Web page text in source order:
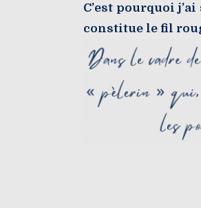
C’est pourquoi
constitue le fil